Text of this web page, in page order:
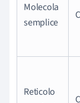
Molecola
semplice
Reticolo